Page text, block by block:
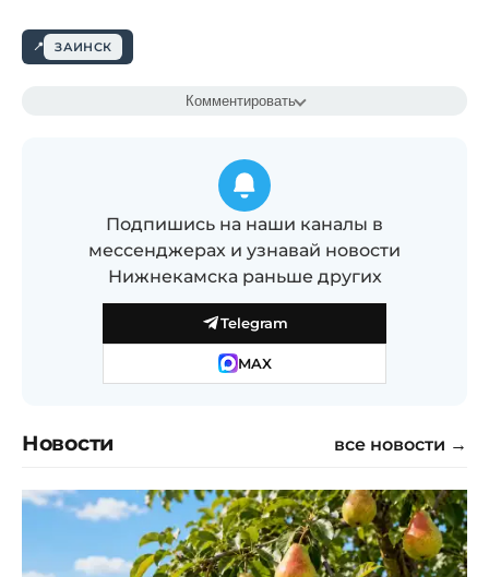
ЗАИНСК
Комментировать
Подпишись на наши каналы в
мессенджерах и узнавай новости
Нижнекамска раньше других
Telegram
MAX
Новости все новости →